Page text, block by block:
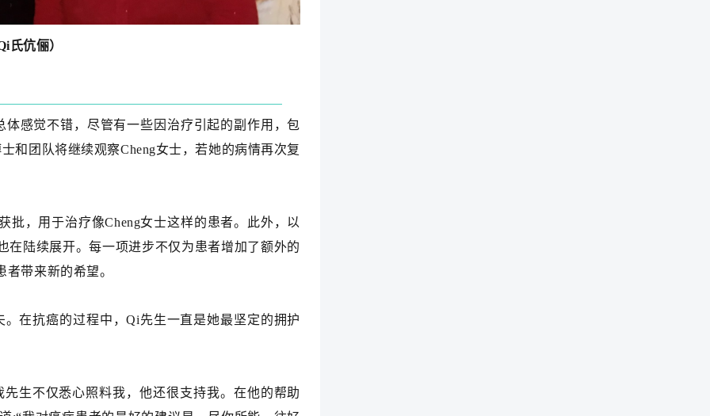
i 氏伉俪）
体感觉不错，尽管有一些因治疗引起的副作用，包
和团队将继续观察Cheng女士，若她的病情再次复
批，用于治疗像Cheng女士这样的患者。此外，以
在陆续展开。每一项进步不仅为患者增加了额外的
带来新的希望。
。在抗癌的过程中，Qi先生一直是她最坚定的拥护
生不仅悉心照料我，他还很支持我。在他的帮助